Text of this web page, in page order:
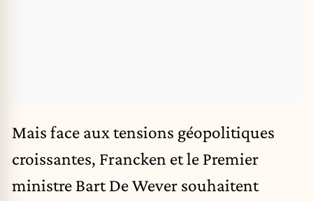
Mais face aux tensions géopolitiques
croissantes, Francken et le Premier
ministre Bart De Wever souhaitent